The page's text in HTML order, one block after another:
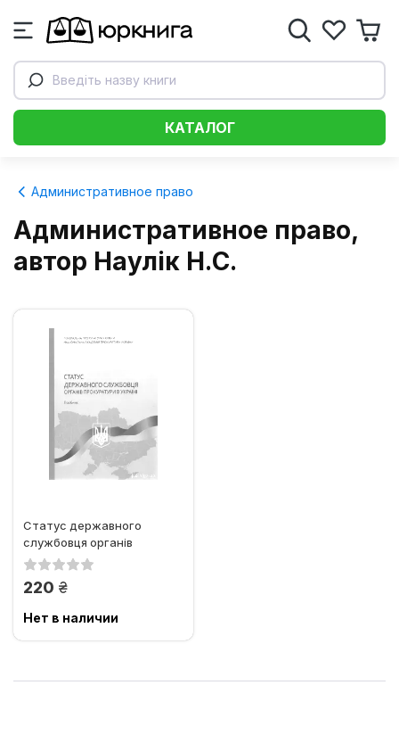
Введіть назву книги
КАТАЛОГ
Административное право
Административное право,
автор Наулік Н.С.
Статус державного
службовця органів
прокуратури в Україні
220 грн.
Нет в наличии